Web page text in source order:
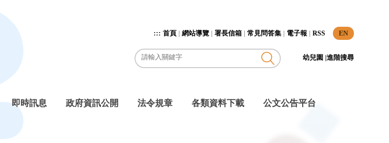
::: 首頁 網站導覽 署長信箱 常見問答集 電子報 RSS EN
幼兒園 進階搜尋
即時訊息 政府資訊公開 法令規章 各類資料下載 公文公告平台